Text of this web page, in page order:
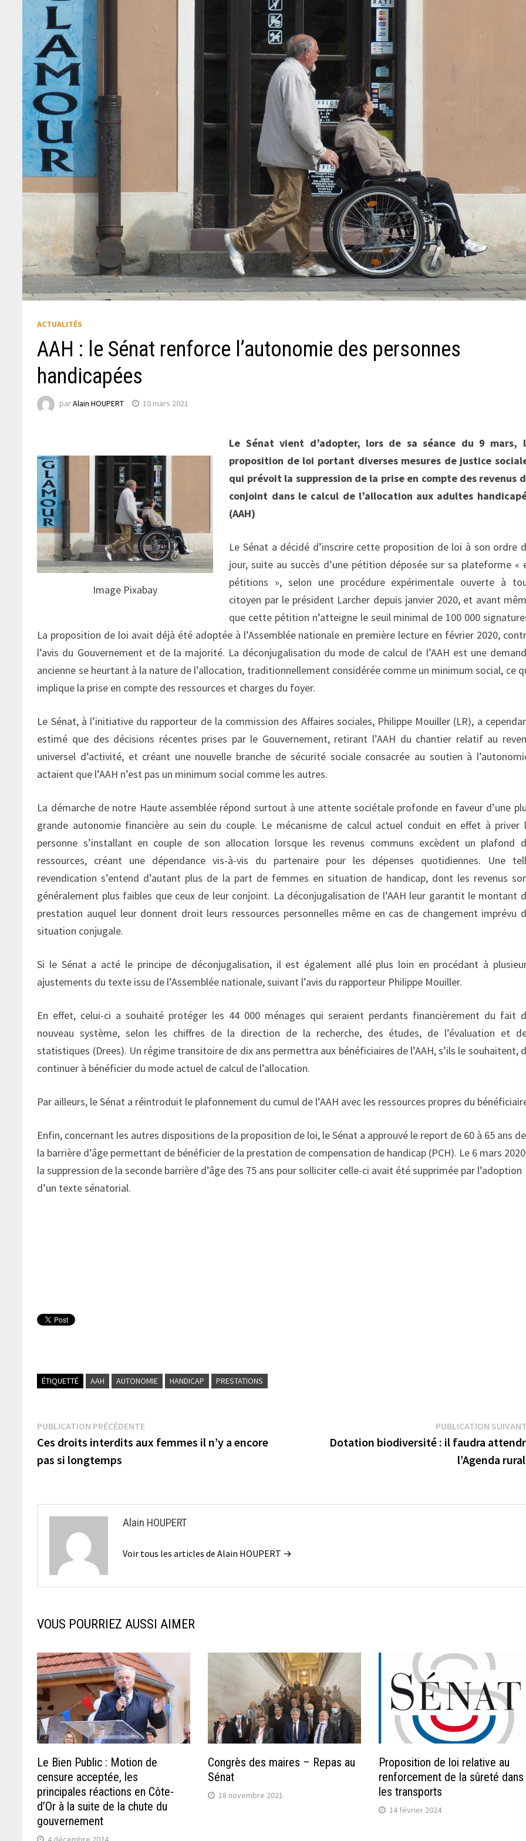
ACTUALITÉS
AAH : le Sénat renforce l’autonomie des personnes
handicapées
parAlain HOUPERT 10 mars 2021
Image Pixabay
Le Sénat vient d’adopter, lors de sa séance du 9 mars,
proposition de loi portant diverses mesures de justice
qui prévoit la suppression de la prise en compte des revenus
conjoint dans le calcul de l’allocation aux adultes
(AAH)
Le Sénat a décidé d’inscrire cette proposition de loi à son ordre
jour, suite au succès d’une pétition déposée sur sa plateforme «
pétitions », selon une procédure expérimentale ouverte à
citoyen par le président Larcher depuis janvier 2020, et avant
que cette pétition n’atteigne le seuil minimal de 100 000
La proposition de loi avait déjà été adoptée à l’Assemblée nationale en première lecture en février 2020,
l’avis du Gouvernement et de la majorité. La déconjugalisation du mode de calcul de l’AAH est une
ancienne se heurtant à la nature de l’allocation, traditionnellement considérée comme un minimum social, ce
implique la prise en compte des ressources et charges du foyer.
Le Sénat, à l’initiative du rapporteur de la commission des Affaires sociales, Philippe Mouiller (LR), a
estimé que des décisions récentes prises par le Gouvernement, retirant l’AAH du chantier relatif au
universel d’activité, et créant une nouvelle branche de sécurité sociale consacrée au soutien à
actaient que l’AAH n’est pas un minimum social comme les autres.
La démarche de notre Haute assemblée répond surtout à une attente sociétale profonde en faveur d’une
grande autonomie financière au sein du couple. Le mécanisme de calcul actuel conduit en effet à priver
personne s’installant en couple de son allocation lorsque les revenus communs excèdent un plafond
ressources, créant une dépendance vis-à-vis du partenaire pour les dépenses quotidiennes. Une
revendication s’entend d’autant plus de la part de femmes en situation de handicap, dont les revenus
généralement plus faibles que ceux de leur conjoint. La déconjugalisation de l’AAH leur garantit le montant
prestation auquel leur donnent droit leurs ressources personnelles même en cas de changement imprévu
situation conjugale.
Si le Sénat a acté le principe de déconjugalisation, il est également allé plus loin en procédant à
ajustements du texte issu de l’Assemblée nationale, suivant l’avis du rapporteur Philippe Mouiller.
En effet, celui-ci a souhaité protéger les 44 000 ménages qui seraient perdants financièrement du fait
nouveau système, selon les chiffres de la direction de la recherche, des études, de l’évaluation et
statistiques (Drees). Un régime transitoire de dix ans permettra aux bénéficiaires de l’AAH, s’ils le souhaitent,
continuer à bénéficier du mode actuel de calcul de l’allocation.
Par ailleurs, le Sénat a réintroduit le plafonnement du cumul de l’AAH avec les ressources propres du
Enfin, concernant les autres dispositions de la proposition de loi, le Sénat a approuvé le report de 60 à 65 ans de
la barrière d’âge permettant de bénéficier de la prestation de compensation de handicap (PCH). Le 6 mars
la suppression de la seconde barrière d’âge des 75 ans pour solliciter celle-ci avait été supprimée par l’adoption
d’un texte sénatorial.
ÉTIQUETTÉ AAH AUTONOMIE HANDICAP PRESTATIONS
Navigation
de
l’article
PUBLICATION PRÉCÉDENTEPublication
précédente :
Ces droits interdits aux femmes il n’y a encore
pas si longtemps
PUBLICATION
Dotation biodiversité : il faudra
l’Agenda
Alain HOUPERT
Voir tous les articles de Alain HOUPERT →
VOUS POURRIEZ AUSSI AIMER
Le Bien Public : Motion de
censure acceptée, les
principales réactions en Côte-
d’Or à la suite de la chute du
gouvernement
Congrès des maires – Repas au
Sénat
18 novembre 2021
Proposition de loi relative au
renforcement de la sûreté dans
les transports
14 février 2024